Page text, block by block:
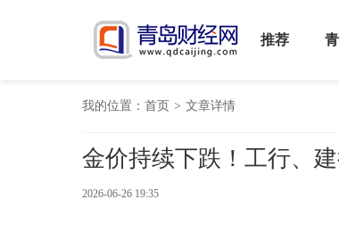
推荐
我的位置： 首页 > 文章详情
金价持续下跌！工行、
2026-06-26 19:35